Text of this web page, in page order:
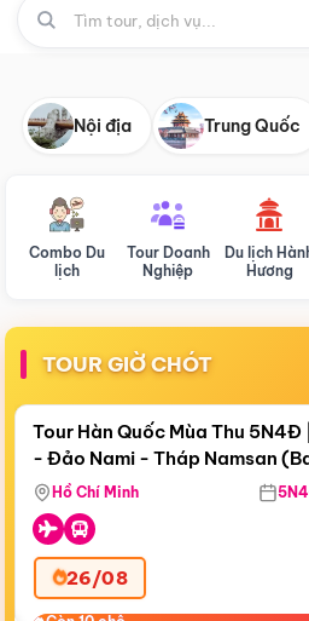
Nội địa Trung Quốc
Combo Du
lịch
Tour Doanh
Nghiệp
Du lịch
Hương
TOUR GIỜ CHÓT
Còn19 ngày 08:06:49
Tour Hàn Quốc Mùa Thu
- Đảo Nami - Tháp Namsan
Airways)
Hồ Chí Minh
26/08